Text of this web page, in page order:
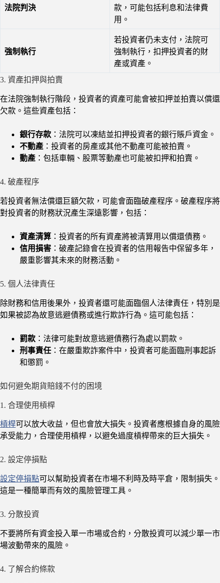
法院判決
款，可能包括利息和法律費
用。
強制執行
若投資者仍未支付，法院可
強制執行，扣押投資者的財
產或資產。
3. 資產扣押與拍賣
在法院強制執行階段，投資者的資產可能會被扣押並拍賣以償還
欠款。這些資產包括：
銀行存款 ：法院可以凍結並扣押投資者的銀行賬戶資金。
不動產 ：投資者的房產或其他不動產可能被拍賣。
動產 ：包括車輛、股票等動產也可能被扣押和拍賣。
4. 破產程序
若投資者無法償還巨額欠款，可能會面臨破產程序。破產程序將
對投資者的財務狀況產生深遠影響，包括：
資產清算 ：投資者的所有資產將被清算用以償還債務。
信用損害 ：破產記錄會在投資者的信用報告中保留多年，
嚴重影響其未來的財務活動。
5. 個人法律責任
除財務和信用後果外，投資者還可能面臨個人法律責任，特別是
如果被認為故意逃避債務或進行欺詐行為。這可能包括：
罰款 ：法律可能對故意逃避債務行為處以罰款。
刑事責任 ：在嚴重欺詐案件中，投資者可能面臨刑事起訴
和懲罰。
如何避免期貨賠錢不付的困境
1. 合理使用槓桿
槓桿可以放大收益，但也會放大損失。投資者應根據自身的風險
承受能力，合理使用槓桿，以避免過度槓桿帶來的巨大損失。
2. 設定停損點
設定停損點可以幫助投資者在市場不利時及時平倉，限制損失。
這是一種簡單而有效的風險管理工具。
3. 分散投資
不要將所有資金投入單一市場或合約，分散投資可以減少單一市
場波動帶來的風險。
4. 了解合約條款